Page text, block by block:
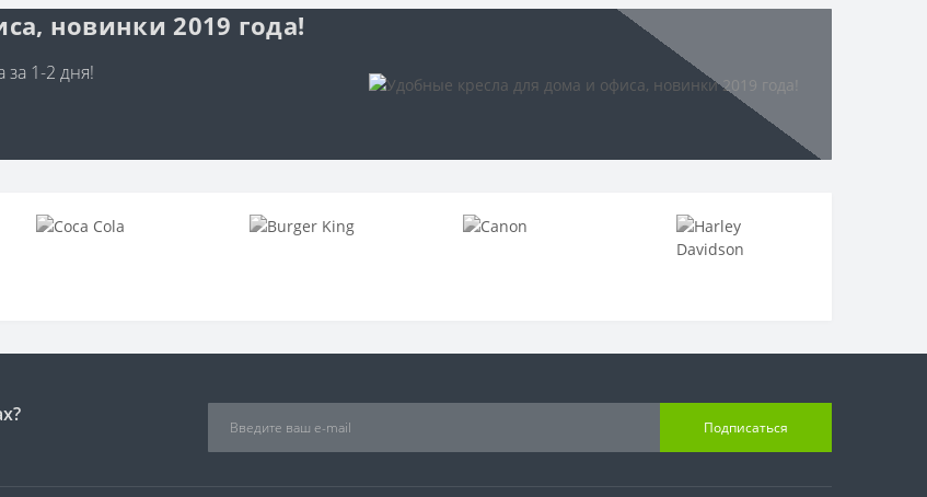
новинки 2019 года!
за 1-2 дня!
Подписаться